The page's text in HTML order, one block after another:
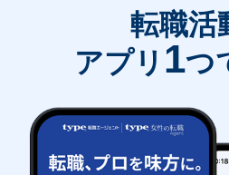
転職活
アプリ 1つ